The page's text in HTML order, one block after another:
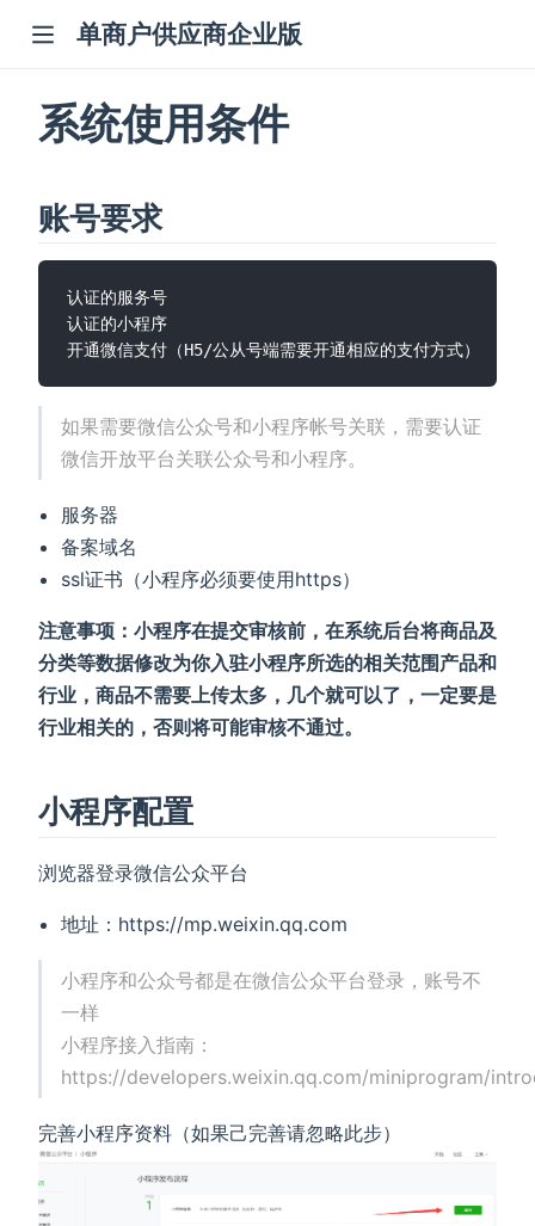
单商户供应商企业版
系统使用条件
账号要求
认证的服务号
认证的小程序
如果需要微信公众号和小程序帐号关联，需要认证
微信开放平台关联公众号和小程序。
服务器
备案域名
ssl证书（小程序必须要使用https）
注意事项：小程序在提交审核前，在系统后台将商品及
分类等数据修改为你入驻小程序所选的相关范围产品和
行业，商品不需要上传太多，几个就可以了，一定要是
行业相关的，否则将可能审核不通过。
小程序配置
浏览器登录微信公众平台
地址：https://mp.weixin.qq.com
小程序和公众号都是在微信公众平台登录，账号不
一样
小程序接入指南：
https://developers.weixin.qq.com/miniprogram/
完善小程序资料（如果己完善请忽略此步）